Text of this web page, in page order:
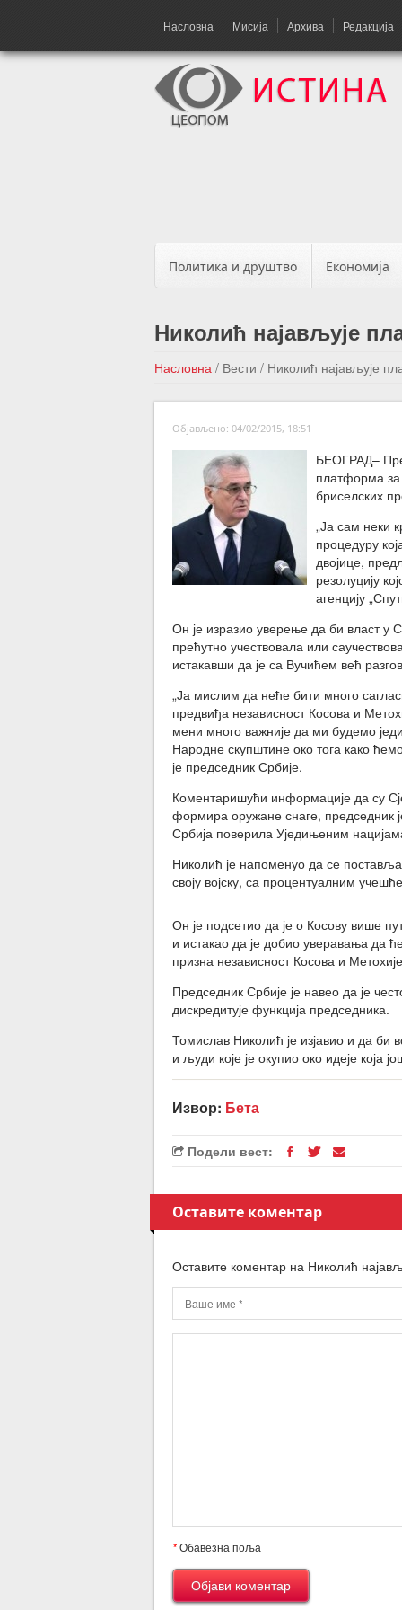
Насловна Мисија Архива Редакција
Политика и друштво Економија
Николић најављује
Насловна / Вести / Николић најављује
Објављено: 04/02/2015, 18:51
БЕОГРАД–
платформа
бриселских
„Ја сам неки
процедуру
двојице,
резолуцију
агенцију
Он је изразио уверење да би власт у
прећутно учествовала или
истакавши да је са Вучићем већ
„Ја мислим да неће бити много
предвиђа независност Косова и
мени много важније да ми будемо
Народне скупштине око тога како
је председник Србије.
Коментаришући информације да су
формира оружане снаге, председник
Србија поверила Уједињеним
Николић је напоменуо да се
своју војску, са процентуалним
Он је подсетио да је о Косову више
и истакао да је добио уверавања да
призна независност Косова и
Председник Србије је навео да је
дискредитује функција председника.
Томислав Николић је изјавио и да би
и људи које је окупио око идеје која
Извор: Бета
Подели вест:
Оставите коментар
Оставите коментар на Николић
*Обавезна поља